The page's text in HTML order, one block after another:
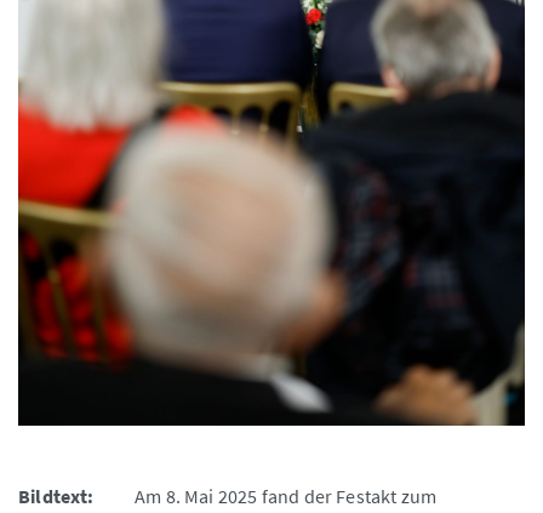
Bildtext:
Am 8. Mai 2025 fand der Festakt zum